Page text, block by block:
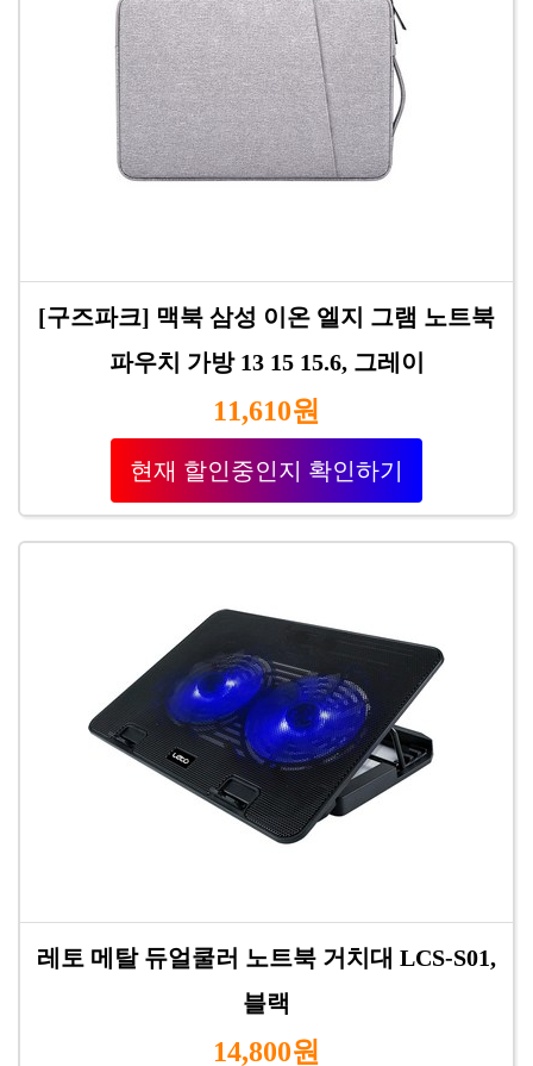
[구즈파크] 맥북 삼성 이온 엘지 그램 노트북
파우치 가방 13 15 15.6, 그레이
11,610원
현재 할인중인지 확인하기
레토 메탈 듀얼쿨러 노트북 거치대 LCS-S01,
블랙
14,800원